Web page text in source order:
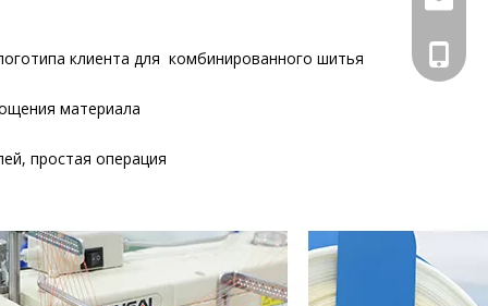
клиента для комбинированного шитья
материала
простая операция
+86